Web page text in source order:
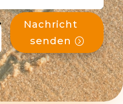
Nachricht
senden